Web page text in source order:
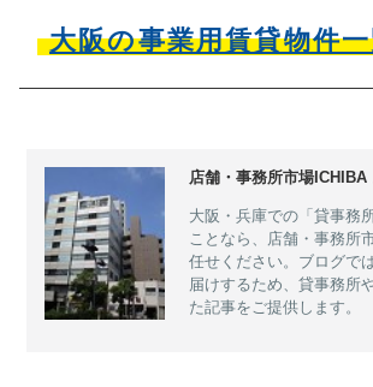
大阪の事業用賃貸物件
店舗・事務所市場ICHIBA
大阪・兵庫での「貸事務
ことなら、店舗・事務所
任せください。ブログで
届けするため、貸事務所
た記事をご提供します。